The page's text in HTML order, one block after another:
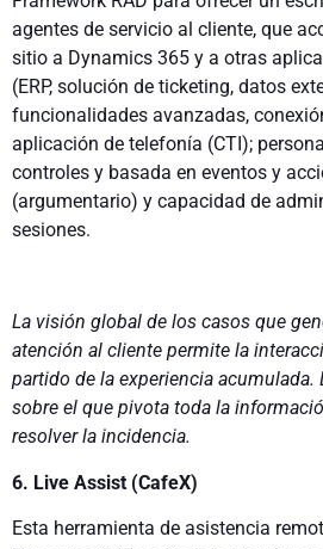
agentes de servicio al cliente, que
sitio a Dynamics 365 y a otras
(ERP, solución de ticketing, datos
funcionalidades avanzadas,
aplicación de telefonía (CTI);
controles y basada en eventos y
(argumentario) y capacidad de
sesiones.
La visión global de los casos que
atención al cliente permite la
partido de la experiencia acumulada.
sobre el que pivota toda la
resolver la incidencia.
6. Live Assist (CafeX)
Esta herramienta de asistencia